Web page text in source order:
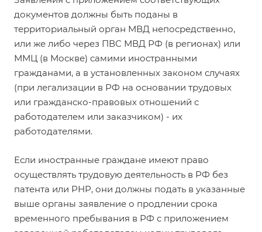
документов должны быть поданы в
территориальный орган МВД непосредственно,
или же либо через ПВС МВД РФ (в регионах) или
ММЦ (в Москве) самими иностранными
гражданами, а в установленных законом случаях
(при легализации в РФ на основании трудовых
или гражданско-правовых отношений с
работодателем или заказчиком) - их
работодателями.
Если иностранные граждане имеют право
осуществлять трудовую деятельность в РФ без
патента или РНР, они должны подать в указанные
выше органы заявление о продлении срока
временного пребывания в РФ с приложением